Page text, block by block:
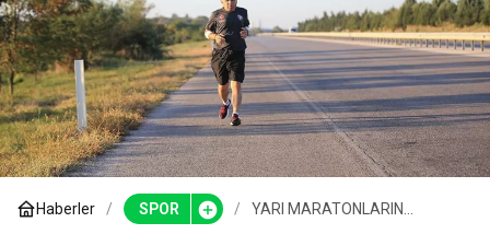
Haberler SPOR
YARI MARATONLARIN